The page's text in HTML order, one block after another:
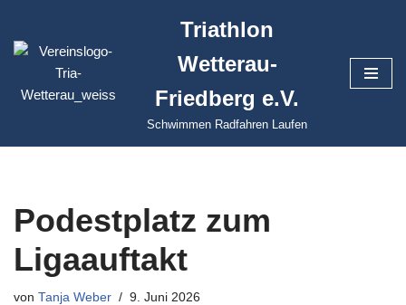
Zum
springen
Triathlon
Wetterau-
Friedberg e.V.
Schwimmen Radfahren Laufen
Podestplatz zum
Ligaauftakt
von Tanja Weber 9. Juni 2026